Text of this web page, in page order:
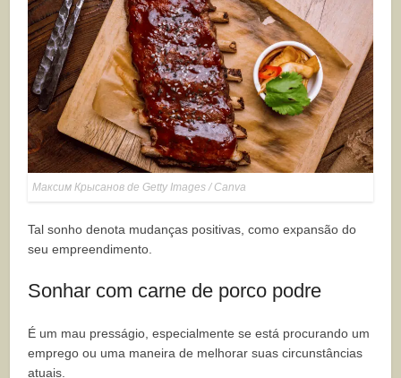
Максим Крысанов de Getty Images / Canva
Tal sonho denota mudanças positivas, como expansão do
seu empreendimento.
Sonhar com carne de porco podre
É um mau presságio, especialmente se está procurando um
emprego ou uma maneira de melhorar suas circunstâncias
atuais.